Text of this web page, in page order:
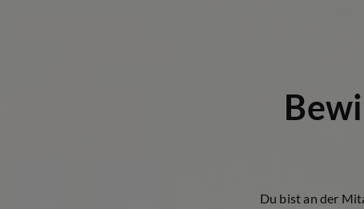
Du bist an der